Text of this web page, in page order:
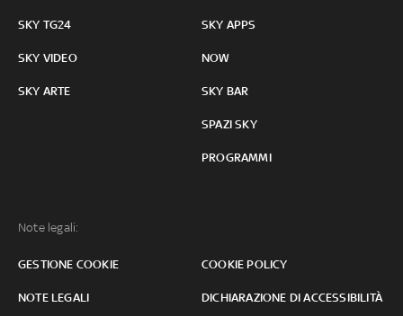
SKY TG24
SKY VIDEO
SKY ARTE
SKY APPS
NOW
SKY BAR
SPAZI SKY
PROGRAMMI
Note legali:
GESTIONE COOKIE COOKIE POLICY
NOTE LEGALI DICHIARAZIONE DI ACCESSIBILITÀ